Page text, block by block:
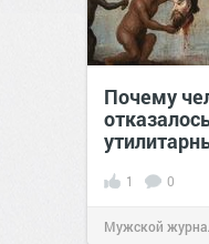
Почему
1 0
Мужской